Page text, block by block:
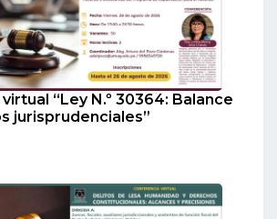
“Ley N.º 30364: Balance
jurisprudenciales”